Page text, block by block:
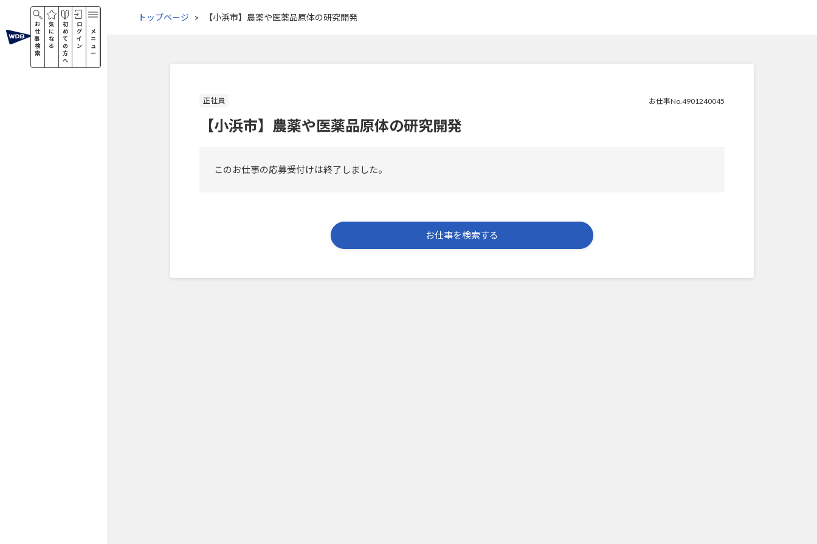
お
仕
事
検
索
気
に
な
る
初
め
て
の
方
へ
ロ
グ
イ
ン
メ
ニ
ュ
ー
トップページ 【小浜市】農薬や医薬品原体の研究開発
正社員 お仕事No.4901240045
【小浜市】農薬や医薬品原体の研究開発
このお仕事の応募受付けは終了しました。
お仕事を検索する